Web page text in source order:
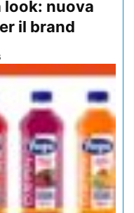
look: nuova
il brand